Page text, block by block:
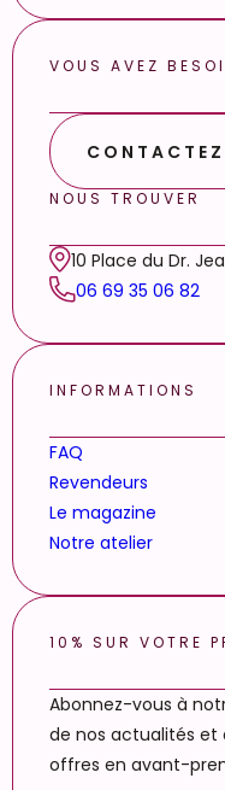
VOUS AVEZ
NOUS TROUVER
10 Place du Dr.
06 69 35 06 82
INFORMATIONS
FAQ
Revendeurs
Le magazine
Notre atelier
10% SUR VOTRE
Abonnez-vous à
de nos actualités et
offres en avant-